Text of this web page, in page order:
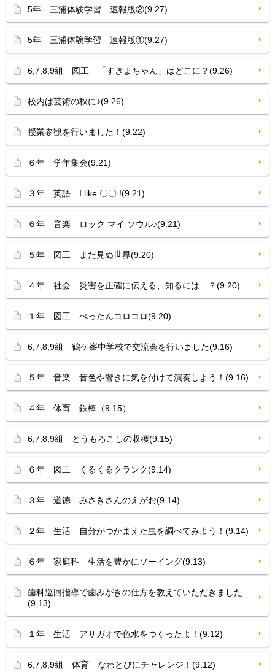
5年 三浦体験学習 速報版②(9.27)
5年 三浦体験学習 速報版①(9.27)
6,7,8,9組 図工 「すきまちゃん」はどこに？(9.26)
校内は芸術の秋に♪(9.26)
授業参観を行いました！(9.22)
６年 学年集会(9.21)
３年 英語 I like 〇〇 !(9.21)
６年 音楽 ロック マイ ソウル♪(9.21)
５年 図工 まだ見ぬ世界(9.20)
４年 社会 災害を正確に伝える、知るには…？(9.20)
１年 図工 ぺったんコロコロ(9.20)
6,7,8,9組 鶴ケ峯中学校で交流会を行いました(9.16)
５年 音楽 音色や響きに気を付けて演奏しよう！(9.16)
４年 体育 鉄棒（9.15）
6,7,8,9組 とうもろこしの収穫(9.15)
６年 図工 くるくるクランク(9.14)
３年 道徳 みさきさんのえがお(9.14)
２年 生活 自分がつかまえた虫を調べてみよう！(9.14)
６年 家庭科 生活を豊かにソーイング(9.13)
歯科巡回指導で歯みがきの仕方を教えていただきました
(9.13)
１年 生活 アサガオで色水をつくったよ！(9.12)
6,7,8,9組 体育 なわとびにチャレンジ！(9.12)